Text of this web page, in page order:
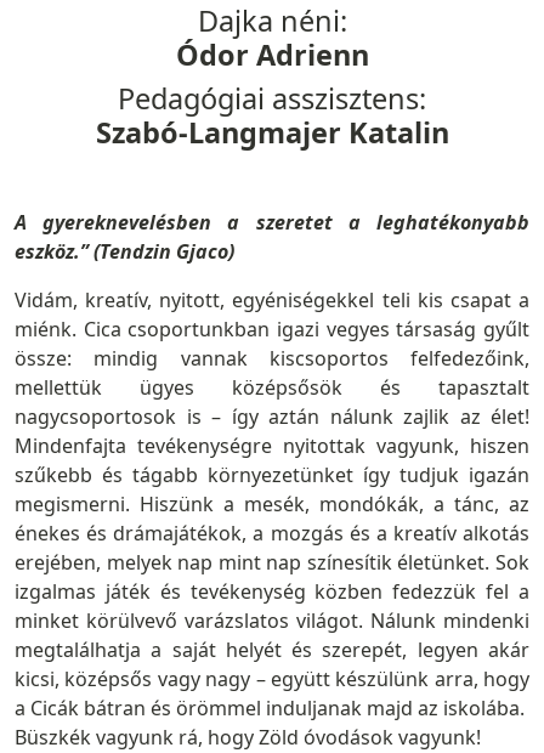
Dajka néni:
Ódor Adrienn
Pedagógiai asszisztens:
Szabó-Langmajer Katalin
A gyereknevelésben a szeretet a leghatékonyabb
eszköz.” (Tendzin Gjaco)
Vidám, kreatív, nyitott, egyéniségekkel teli kis csapat a
miénk. Cica csoportunkban igazi vegyes társaság gyűlt
össze: mindig vannak kiscsoportos felfedezőink,
mellettük ügyes középsősök és tapasztalt
nagycsoportosok is – így aztán nálunk zajlik az élet!
Mindenfajta tevékenységre nyitottak vagyunk, hiszen
szűkebb és tágabb környezetünket így tudjuk igazán
megismerni. Hiszünk a mesék, mondókák, a tánc, az
énekes és drámajátékok, a mozgás és a kreatív alkotás
erejében, melyek nap mint nap színesítik életünket. Sok
izgalmas játék és tevékenység közben fedezzük fel a
minket körülvevő varázslatos világot. Nálunk mindenki
megtalálhatja a saját helyét és szerepét, legyen akár
kicsi, középsős vagy nagy – együtt készülünk arra, hogy
a Cicák bátran és örömmel induljanak majd az iskolába.
Büszkék vagyunk rá, hogy Zöld óvodások vagyunk!